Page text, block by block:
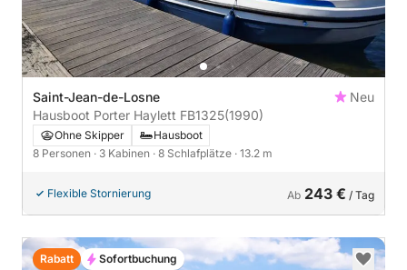
Saint-Jean-de-Losne
Neu
Hausboot Porter Haylett FB1325(1990)
Ohne Skipper
Hausboot
8 Personen · 3 Kabinen · 8 Schlafplätze · 13.2 m
Flexible Stornierung Ab 243 € / Tag
Rabatt Sofortbuchung